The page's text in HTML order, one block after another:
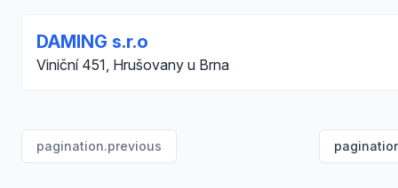
DAMING s.r.o
Viniční 451, Hrušovany u Brna
pagination.previous